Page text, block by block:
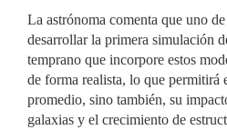
La astrónoma comenta que uno
desarrollar la primera simulación
temprano que incorpore estos
de forma realista, lo que permitirá
promedio, sino también, su
galaxias y el crecimiento de